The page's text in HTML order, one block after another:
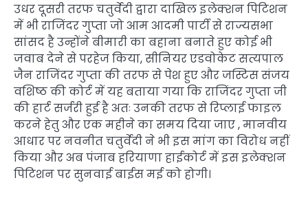
उधर दूसरी तरफ चतुर्वेदी द्वारा दाखिल इलेक्शन पिटिशन
में भी राजिंदर गुप्ता जो आम आदमी पार्टी से राज्यसभा
सांसद है उन्होंने बीमारी का बहाना बनाते हुए कोई भी
जवाब देने से परहेज किया, सीनियर एडवोकेट सत्यपाल
जैन राजिंदर गुप्ता की तरफ से पेश हुए और जस्टिस संजय
वशिष्ठ की कोर्ट में यह बताया गया कि राजिंदर गुप्ता जी
की हार्ट सर्जरी हुई है अतः उनकी तरफ से रिप्लाई फाइल
करने हेतु और एक महीने का समय दिया जाए , मानवीय
आधार पर नवनीत चतुर्वेदी ने भी इस मांग का विरोध नहीं
किया और अब पंजाब हरियाणा हाईकोर्ट में इस इलेक्शन
पिटिशन पर सुनवाई बाईस मई को होगी।